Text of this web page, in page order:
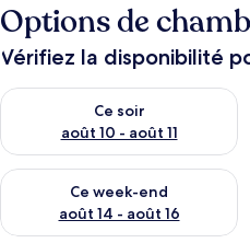
Options de
Vérifiez la disponibilité
Ce soir
août 10 - août 11
Vérifier la disponibilité pour ce
Ce week-end
août 14 - août 16
Vérifier la disponibilité pour ce